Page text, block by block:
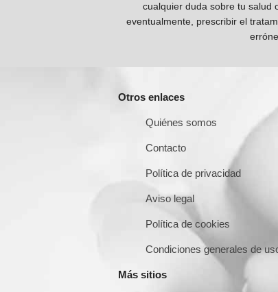
cualquier duda sobre tu salud
eventualmente, prescribir el
Otros enlaces
Quiénes somos
Contacto
Política de privacidad
Aviso legal
Política de cookies
Condiciones generales de
Más sitios